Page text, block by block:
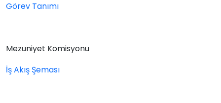
Görev Tanımı
Mezuniyet Komisyonu
İş Akış Şeması